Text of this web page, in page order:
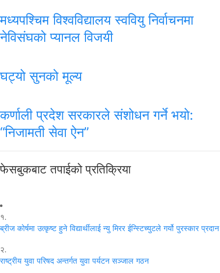
मध्यपश्चिम विश्वविद्यालय स्ववियु निर्वाचनमा
नेविसंघको प्यानल विजयी
घट्यो सुनको मूल्य
कर्णाली प्रदेश सरकारले संशोधन गर्ने भयाे:
“निजामती सेवा ऐन”
फेसबुकबाट तपाईको प्रतिक्रिया
१.
ब्रीज कोर्षमा उत्कृष्ट हुने विद्यार्थीलाई न्यु मिरर ईन्स्टिच्युटले गर्यो पुरस्कार प्रदान
२.
राष्ट्रीय युवा परिषद अन्तर्गत युवा पर्यटन सञ्जाल गठन